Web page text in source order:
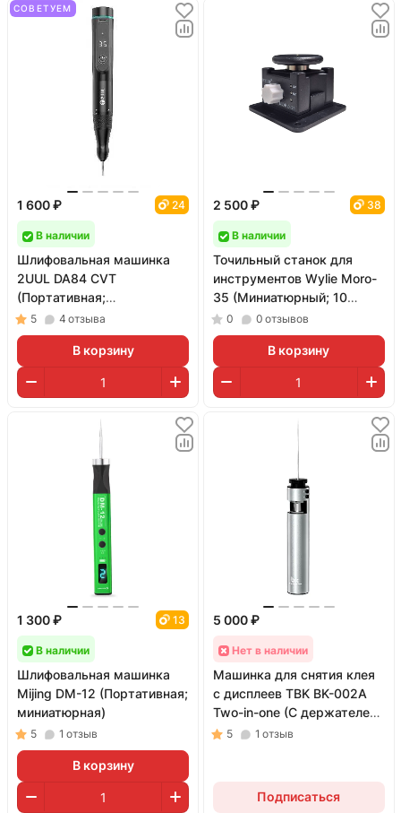
СОВЕТУЕМ
1 600 ₽ 24
В наличии
Шлифовальная машинка
2UUL DA84 CVT
(Портативная;
миниатюрная)
5 4 отзыва
В корзину
2 500 ₽ 38
В наличии
Точильный станок для
инструментов Wylie Moro-
35 (Миниатюрный; 10
сменных кругов)
0 0 отзывов
В корзину
1 300 ₽ 13
В наличии
Шлифовальная машинка
Mijing DM-12 (Портативная;
миниатюрная)
5 1 отзыв
В корзину
5 000 ₽
Нет в наличии
Машинка для снятия клея
с дисплеев TBK BK-002A
Two-in-one (С держателем
проволоки)
5 1 отзыв
Подписаться